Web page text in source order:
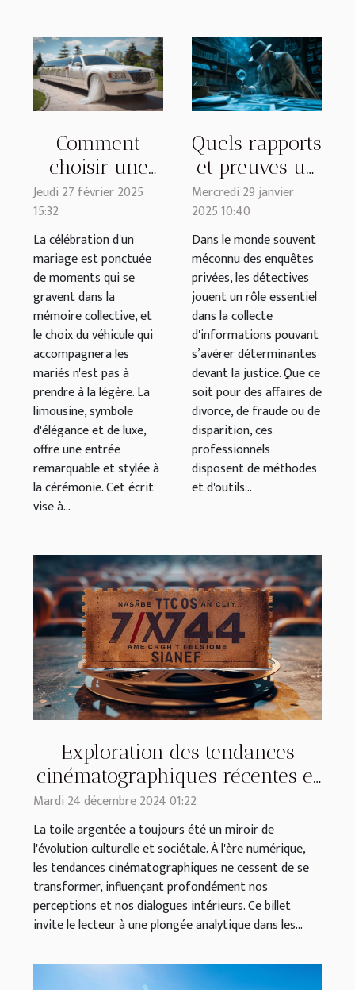
Comment
choisir une
limousine de
mariage pour
une
expérience
inoubliable ?
Jeudi 27 février 2025
15:32
La célébration d'un
mariage est ponctuée
de moments qui se
gravent dans la
mémoire collective, et
le choix du véhicule qui
accompagnera les
mariés n'est pas à
prendre à la légère. La
limousine, symbole
d'élégance et de luxe,
offre une entrée
remarquable et stylée à
la cérémonie. Cet écrit
vise à...
Quels rapports
et preuves un
détective privé
peut-il
fournir pour
la justice ?
Mercredi 29 janvier
2025 10:40
Dans le monde souvent
méconnu des enquêtes
privées, les détectives
jouent un rôle essentiel
dans la collecte
d'informations pouvant
s’avérer déterminantes
devant la justice. Que ce
soit pour des affaires de
divorce, de fraude ou de
disparition, ces
professionnels
disposent de méthodes
et d'outils...
Exploration des tendances
cinématographiques récentes et
leur impact culturel
Mardi 24 décembre 2024 01:22
La toile argentée a toujours été un miroir de
l'évolution culturelle et sociétale. À l'ère numérique,
les tendances cinématographiques ne cessent de se
transformer, influençant profondément nos
perceptions et nos dialogues intérieurs. Ce billet
invite le lecteur à une plongée analytique dans les...